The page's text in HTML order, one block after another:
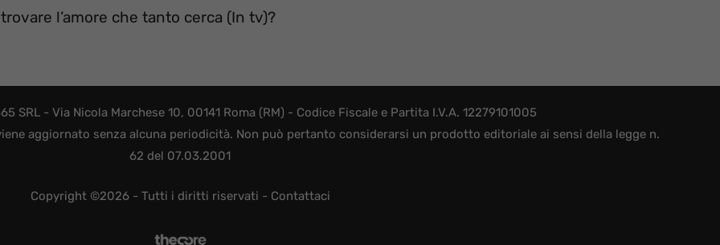
l’amore che tanto cerca (In tv)?
SRL - Via Nicola Marchese 10, 00141 Roma (RM) - Codice Fiscale e Partita I.V.A. 12279101005
aggiornato senza alcuna periodicità. Non può pertanto considerarsi un prodotto editoriale ai sensi della legge n.
62 del 07.03.2001
Copyright ©2026 - Tutti i diritti riservati - Contattaci